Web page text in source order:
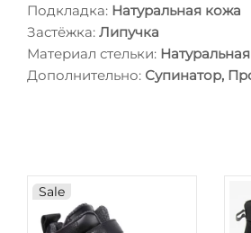
Подкладка: Натуральная кожа
Застёжка: Липучка
Материал стельки:
Дополнительно: Супинатор,
Sale